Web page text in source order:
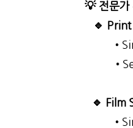
💡 전문가
🔹
•
•
🔹 Film
•